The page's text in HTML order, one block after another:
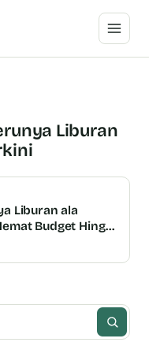
Buka
Liburan
Liburan ala
Budget Hingga